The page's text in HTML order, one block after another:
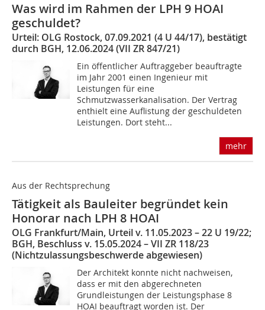
Was wird im Rahmen der LPH 9 HOAI
geschuldet?
Urteil: OLG Rostock, 07.09.2021 (4 U 44/17), bestätigt
durch BGH, 12.06.2024 (VII ZR 847/21)
Ein öffentlicher Auftraggeber beauftragte
im Jahr 2001 einen Ingenieur mit
Leistungen für eine
Schmutzwasserkanalisation. Der Vertrag
enthielt eine Auflistung der geschuldeten
Leistungen. Dort steht...
mehr
Aus der Rechtsprechung
Tätigkeit als Bauleiter begründet kein
Honorar nach LPH 8 HOAI
OLG Frankfurt/Main, Urteil v. 11.05.2023 – 22 U 19/22;
BGH, Beschluss v. 15.05.2024 – VII ZR 118/23
(Nichtzulassungsbeschwerde abgewiesen)
Der Architekt konnte nicht nachweisen,
dass er mit den abgerechneten
Grundleistungen der Leistungsphase 8
HOAI beauftragt worden ist. Der